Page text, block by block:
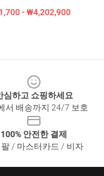
- ₩4,202,900
심하고 쇼핑하세요
서 배송까지 24/7 보호
100% 안전한 결제
/ 마스터카드 / 비자